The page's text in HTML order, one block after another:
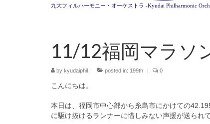
九大フィルハーモニー・オーケストラ -Kyudai Philharmonic
11/12福岡マラソ
by kyudaiphil | posted in: 199th | 0
こんにちは。
本日は、福岡市中心部から糸島市にかけての42.
に駆け抜けるランナーに惜しみない声援が送られて